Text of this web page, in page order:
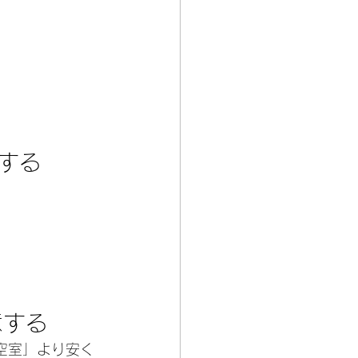
る
る
室」より安く